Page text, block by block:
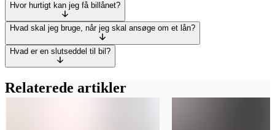
Hvor hurtigt kan jeg få billånet?
Hvad skal jeg bruge, når jeg skal ansøge om et lån?
Hvad er en slutseddel til bil?
Relaterede artikler